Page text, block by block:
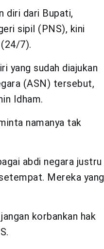
diri dari Bupati,
sipil (PNS), kini
7).
yang sudah diajukan
(ASN) tersebut,
Idham.
namanya tak
abdi negara justru
Mereka yang
korbankan hak